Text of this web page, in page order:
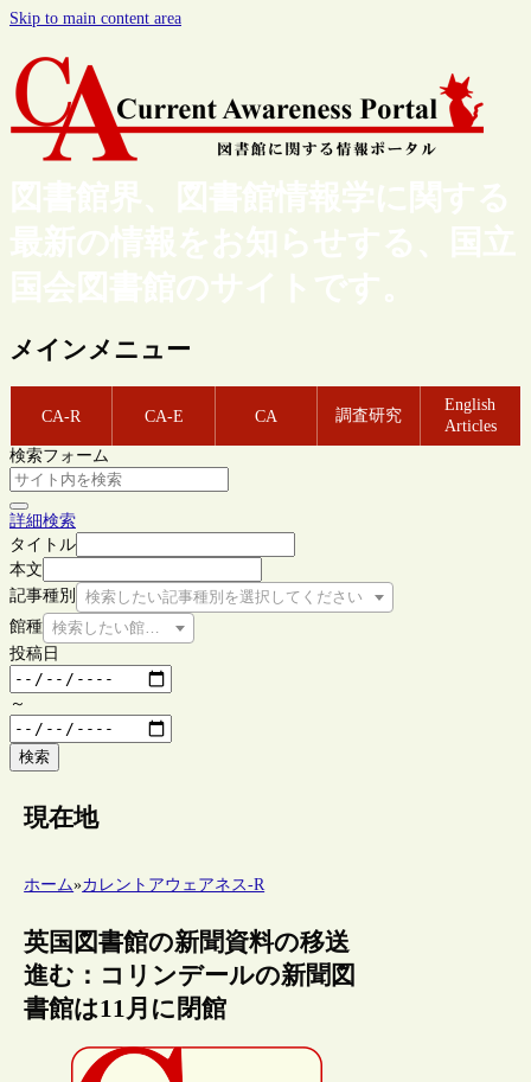
Skip to main content area
図書館界、図書館情報学に関する
最新の情報をお知らせする、国立
国会図書館のサイトです。
メインメニュー
CA-R CA-E CA 調査研究
English
Articles
検索フォーム
詳細検索
タイトル
本文
記事種別
検索したい記事種別を選択してください
館種 検索したい館種を選択してください
投稿日
～
検索
現在地
ホーム»カレントアウェアネス-R
英国図書館の新聞資料の移送
進む：コリンデールの新聞図
書館は11月に閉館